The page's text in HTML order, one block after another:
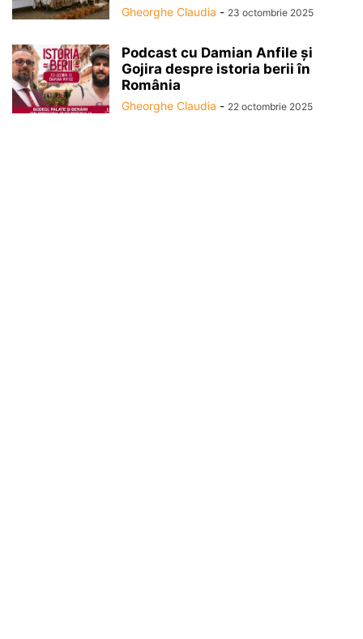
Gheorghe Claudia - 23 octombrie 2025
Podcast cu Damian Anfile și
Gojira despre istoria berii în
România
Gheorghe Claudia - 22 octombrie 2025